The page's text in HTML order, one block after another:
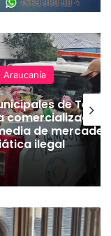
hectáreas
de